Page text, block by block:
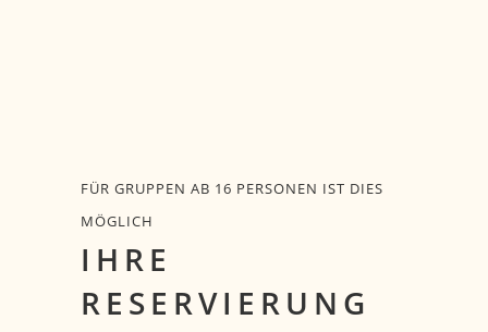
FÜR GRUPPEN AB 16 PERSONEN IST DIES
MÖGLICH
IHRE
RESERVIERUNG